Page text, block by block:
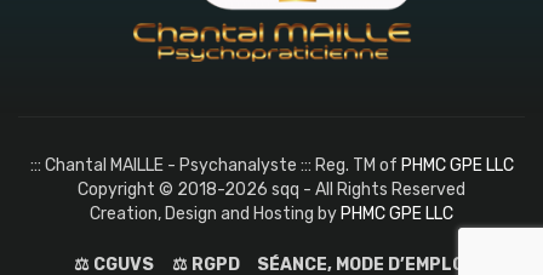
::: Chantal MAILLE - Psychanalyste ::: Reg. TM of PHMC GPE LLC
Copyright © 2018-2026 sqq - All Rights Reserved
Creation, Design and Hosting by PHMC GPE LLC
⚖️ CGUVS ⚖️ RGPD SÉANCE, MODE D’EMPLOI